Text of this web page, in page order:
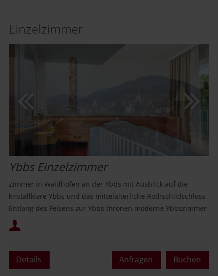
Einzelzimmer
Ybbs Einzelzimmer
Zimmer in Waidhofen an der Ybbs mit Ausblick auf die
kristallklare Ybbs und das mittelalterliche Rothschildschloss.
Entlang des Felsens zur Ybbs thronen moderne Ybbszimmer
mit geradlinigem Interieur.
Mindestbelegung:
Maximalbelegung:
Buchen
Anfragen
Details